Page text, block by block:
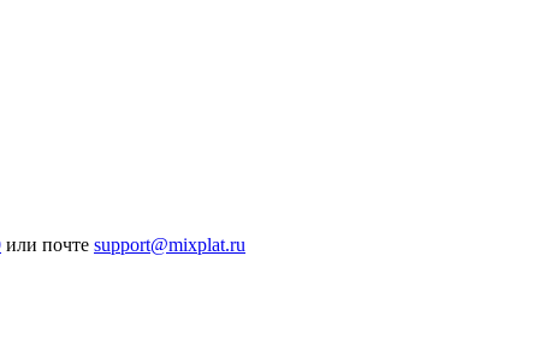
или почте support@mixplat.ru